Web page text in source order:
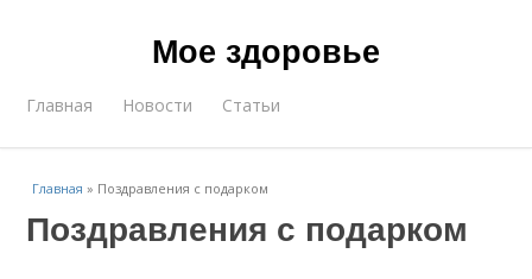
Мое здоровье
Главная Новости Статьи
Главная » Поздравления с подарком
Поздравления с подарком